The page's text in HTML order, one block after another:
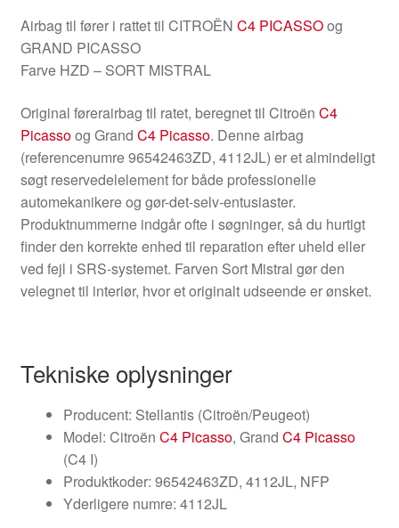
Airbag til fører i rattet til CITROËN C4 PICASSOog
GRAND PICASSO
Farve HZD – SORT MISTRAL
Original førerairbag til ratet, beregnet til Citroën C4
Picassoog Grand C4 Picasso. Denne airbag
(referencenumre 96542463ZD, 4112JL) er et almindeligt
søgt reservedelelement for både professionelle
automekanikere og gør-det-selv-entusiaster.
Produktnummerne indgår ofte i søgninger, så du hurtigt
finder den korrekte enhed til reparation efter uheld eller
ved fejl i SRS-systemet. Farven Sort Mistral gør den
velegnet til interiør, hvor et originalt udseende er ønsket.
Tekniske oplysninger
Producent: Stellantis (Citroën/Peugeot)
Model: Citroën C4 Picasso, Grand C4 Picasso
(C4 I)
Produktkoder: 96542463ZD, 4112JL, NFP
Yderligere numre: 4112JL